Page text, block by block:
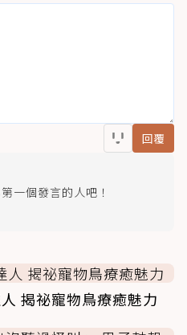
回覆
一個發言的人吧！
揭祕寵物鳥療癒魅力